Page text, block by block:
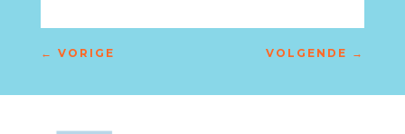
← VORIGE VOLGENDE →